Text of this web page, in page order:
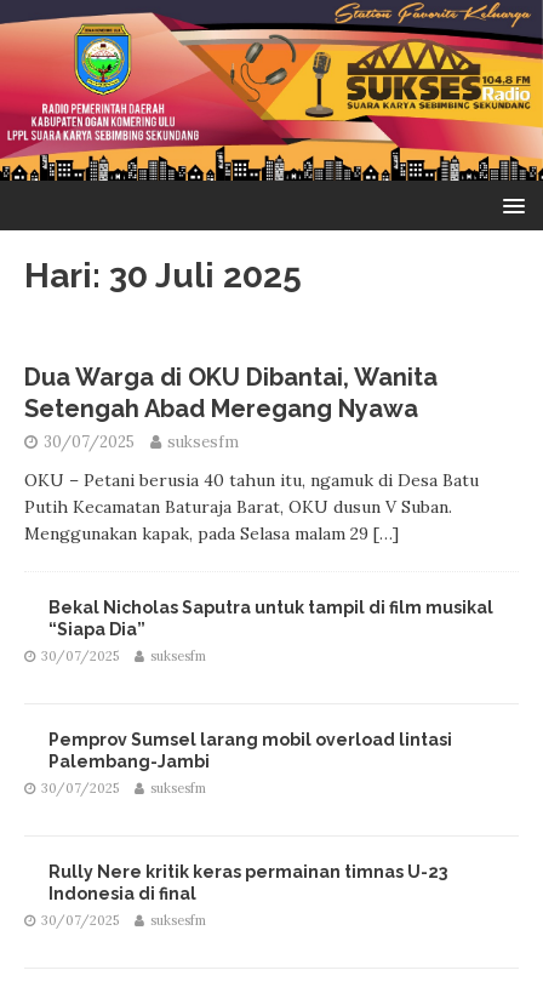
Hari: 30 Juli 2025
Dua Warga di OKU Dibantai, Wanita
Setengah Abad Meregang Nyawa
30/07/2025 suksesfm
OKU – Petani berusia 40 tahun itu, ngamuk di Desa Batu
Putih Kecamatan Baturaja Barat, OKU dusun V Suban.
Menggunakan kapak, pada Selasa malam 29 […]
Bekal Nicholas Saputra untuk tampil di film musikal
“Siapa Dia”
30/07/2025 suksesfm
Pemprov Sumsel larang mobil overload lintasi
Palembang-Jambi
30/07/2025 suksesfm
Rully Nere kritik keras permainan timnas U-23
Indonesia di final
30/07/2025 suksesfm